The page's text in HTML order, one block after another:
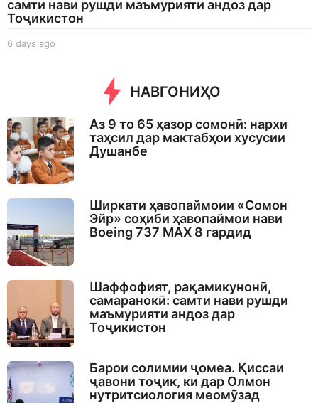
самти нави рушди маъмурияти андоз дар
Тоҷикистон
6 days ago
g
o
НАВГОНИҲО
Аз 9 то 65 ҳазор сомонӣ: нархи
таҳсил дар мактабҳои хусусии
Душанбе
Ширкати ҳавопаймоии «Сомон
Эйр» соҳиби ҳавопаймои нави
Boeing 737 MAX 8 гардид
Шаффофият, рақамикунонӣ,
самаранокӣ: самти нави рушди
маъмурияти андоз дар
Тоҷикистон
Барои солимии ҷомеа. Қиссаи
ҷавони тоҷик, ки дар Олмон
нутритсиология меомӯзад